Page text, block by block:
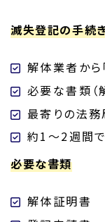
滅失登記の手続
解体業者から
必要な書類（
最寄りの法務
約1〜2週間
必要な書類
解体証明書